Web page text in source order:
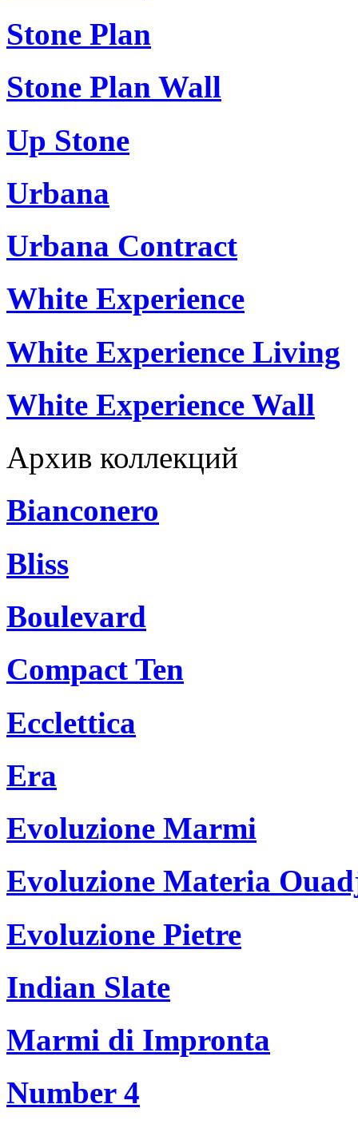
Stone Plan
Stone Plan Wall
Up Stone
Urbana
Urbana Contract
White Experience
White Experience Living
White Experience Wall
Архив коллекций
Bianconero
Bliss
Boulevard
Compact Ten
Ecclettica
Era
Evoluzione Marmi
Evoluzione Materia
Evoluzione Pietre
Indian Slate
Marmi di Impronta
Number 4